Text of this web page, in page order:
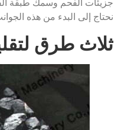
جزيئات الفحم وسمك طبقة
نحتاج إلى البدء من هذه
ثلاث طرق